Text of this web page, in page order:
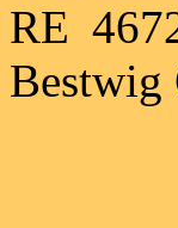
RE
Bestwig